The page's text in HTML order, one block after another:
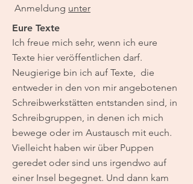
Anmeldung unter
​​​​​​​​​​​​​​​​​​​​​​​Eure Texte
Ich freue mich sehr, wenn ich eure
Texte hier veröffentlichen darf.
Neugierige bin ich auf Texte, die
entweder in den von mir angebotenen
Schreibwerkstätten entstanden sind, in
Schreibgruppen, in denen ich mich
bewege oder im Austausch mit euch.
Vielleicht haben wir über Puppen
geredet oder sind uns irgendwo auf
einer Insel begegnet. Und dann kam